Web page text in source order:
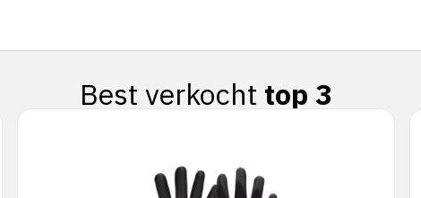
Best verkocht top 3